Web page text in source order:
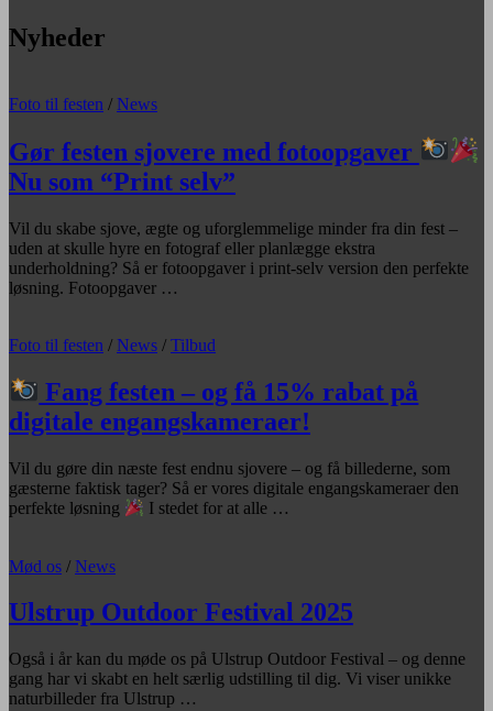
Nyheder
Foto til festen / News
Gør festen sjovere med fotoopgaver
Nu som “Print selv”
Vil du skabe sjove, ægte og uforglemmelige minder fra din fest –
uden at skulle hyre en fotograf eller planlægge ekstra
underholdning? Så er fotoopgaver i print-selv version den perfekte
løsning. Fotoopgaver …
Foto til festen / News / Tilbud
Fang festen – og få 15% rabat på
digitale engangskameraer!
Vil du gøre din næste fest endnu sjovere – og få billederne, som
gæsterne faktisk tager? Så er vores digitale engangskameraer den
perfekte løsning
I stedet for at alle …
Mød os / News
Ulstrup Outdoor Festival 2025
Også i år kan du møde os på Ulstrup Outdoor Festival – og denne
gang har vi skabt en helt særlig udstilling til dig. Vi viser unikke
naturbilleder fra Ulstrup …